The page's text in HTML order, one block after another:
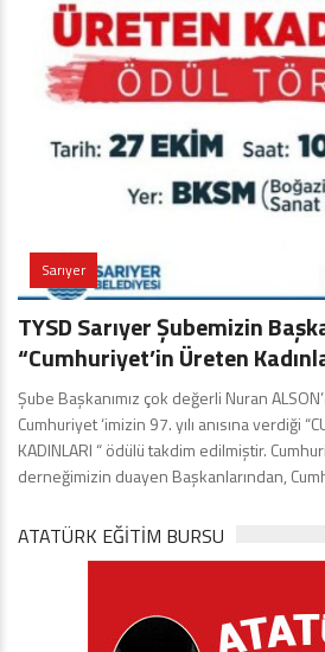
Sarıyer
TYSD Sarıyer Şubemizin
“Cumhuriyet’in Üreten
Şube Başkanımız çok değerli Nuran
Cumhuriyet ‘imizin 97. yılı anısına verdiği
KADINLARI “ ödülü takdim edilmiştir.
derneğimizin duayen Başkanlarından,
ATATÜRK EĞITIM BURSU